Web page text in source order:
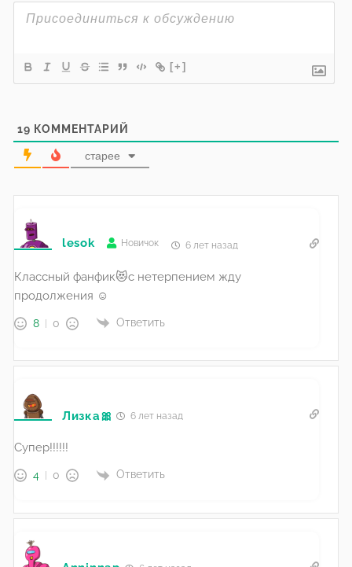
[+]
19 КОММЕНТАРИЙ
старее
lesok Новичок 6 лет назад
Классный фанфик😻с нетерпением жду
продолжения ☺️
8 0 Ответить
Лизка🎀 6 лет назад
Супер!!!!!!
4 0 Ответить